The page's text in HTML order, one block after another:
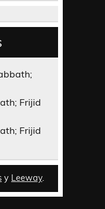
Frijid
Frijid
y Leeway.